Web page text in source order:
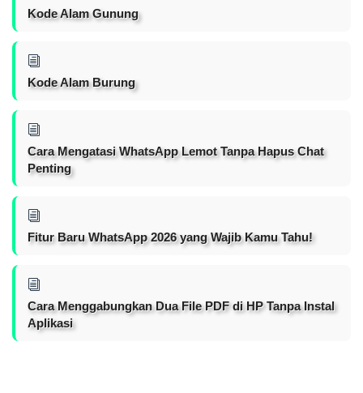
Kode Alam Gunung
Kode Alam Burung
Cara Mengatasi WhatsApp Lemot Tanpa Hapus Chat
Penting
Fitur Baru WhatsApp 2026 yang Wajib Kamu Tahu!
Cara Menggabungkan Dua File PDF di HP Tanpa Instal
Aplikasi